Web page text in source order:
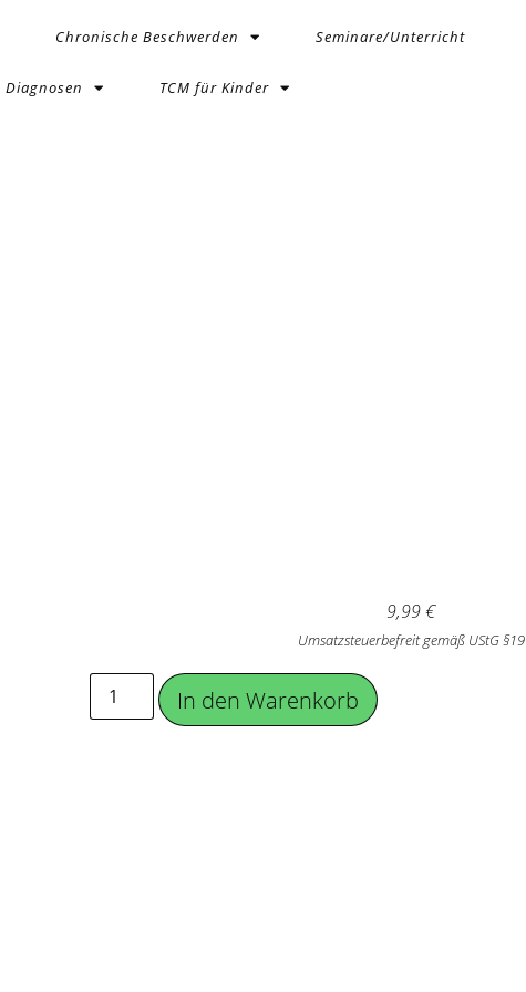
Chronische Beschwerden Seminare/Unterricht
TCM für Kinder
9,99€
Umsatzsteuerbefreit gemäß UStG §19
In den Warenkorb